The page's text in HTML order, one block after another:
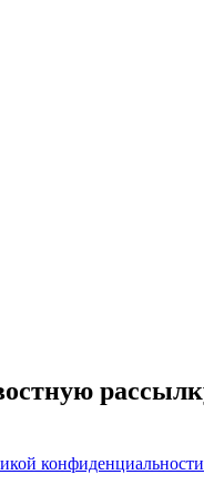
конфиденциальности